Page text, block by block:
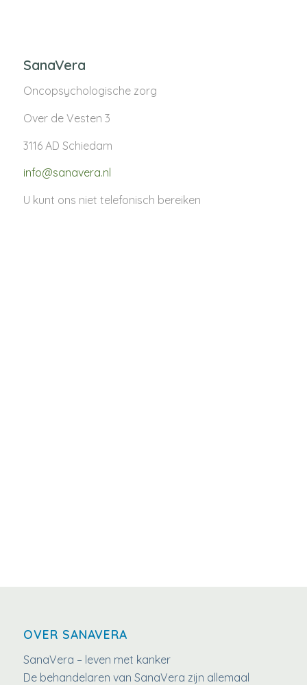
SanaVera
Oncopsychologische zorg
Over de Vesten 3
3116 AD Schiedam
info@sanavera.nl
U kunt ons niet telefonisch bereiken
OVER SANAVERA
SanaVera – leven met kanker
De behandelaren van SanaVera zijn allemaal